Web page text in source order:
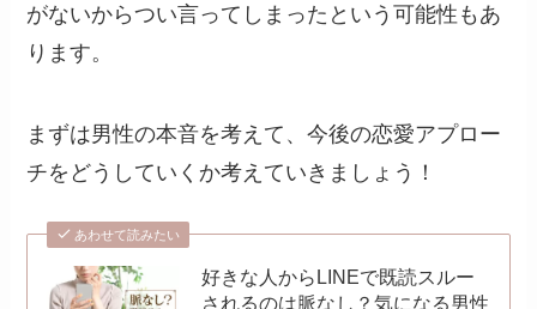
がないからつい言ってしまったという可能性もあ
ります。
まずは男性の本音を考えて、今後の恋愛アプロー
チをどうしていくか考えていきましょう！
あわせて読みたい
好きな人からLINEで既読スルー
されるのは脈なし？気になる男性